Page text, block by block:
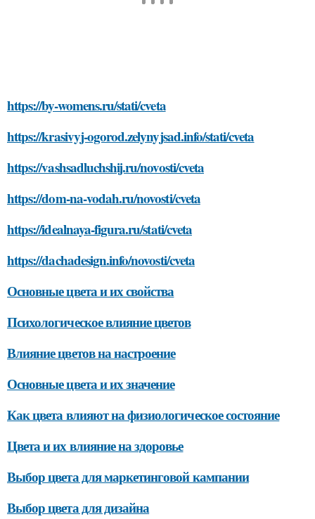
https://by-womens.ru/stati/cveta
https://krasivyj-ogorod.zelynyjsad.info/stati/cveta
https://vashsadluchshij.ru/novosti/cveta
https://dom-na-vodah.ru/novosti/cveta
https://idealnaya-figura.ru/stati/cveta
https://dachadesign.info/novosti/cveta
Основные цвета и их свойства
Психологическое влияние цветов
Влияние цветов на настроение
Основные цвета и их значение
Как цвета влияют на физиологическое состояние
Цвета и их влияние на здоровье
Выбор цвета для маркетинговой кампании
Выбор цвета для дизайна